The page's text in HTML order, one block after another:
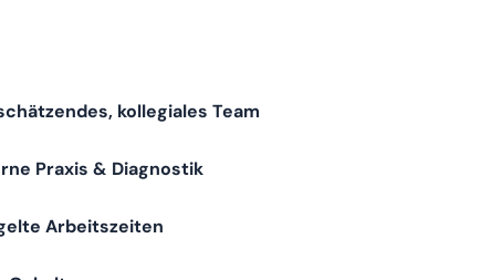
kollegiales Team
Praxis & Diagnostik
Arbeitszeiten